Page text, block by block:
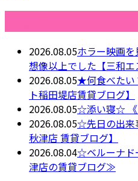
2026.08.05ホラー映画
想像以上でした【三和エ
2026.08.05★何食べたい
ト稲田堤店賃貸ブログ】
2026.08.05☆添い寝☆ 《
2026.08.05☆先日の出来
秋津店 賃貸ブログ】
2026.08.04☆ベルーナ
津店の賃貸ブログ≫